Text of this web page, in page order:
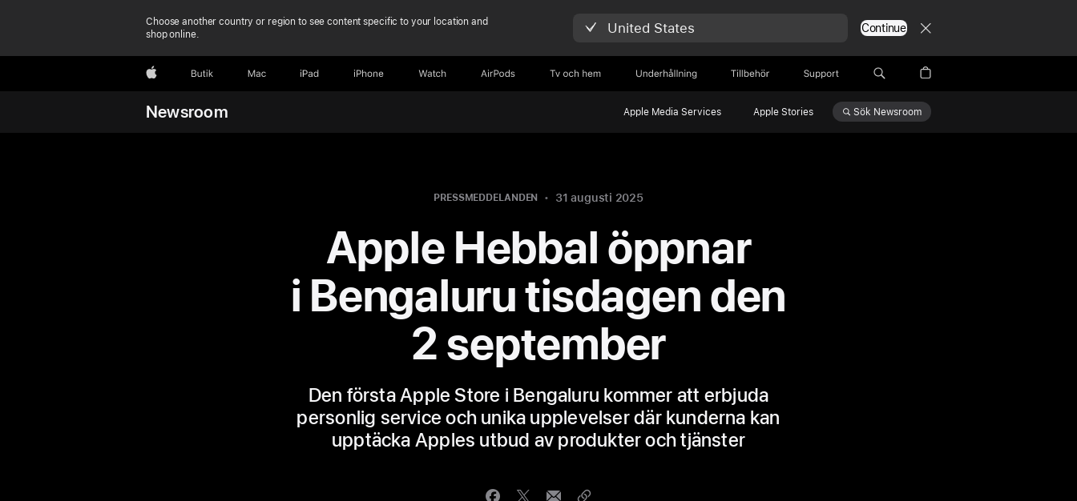
Choose another country or region to see content specific to your location and
shop online.
United States Continue
AppleButik Mac iPad iPhone Watch AirPods Tv och hem Underhållning Tillbehör Support
Newsroom Apple Media Services Apple Stories Sök Newsroom
PRESSMEDDELANDEN 31 augusti 2025
Apple Hebbal öppnar
i Bengaluru tisdagen den
2 september
Den första Apple Store i Bengaluru kommer att erbjuda
personlig service och unika upplevelser där kunderna kan
upptäcka Apples utbud av produkter och tjänster